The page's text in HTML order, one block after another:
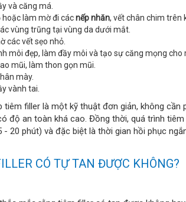
và căng má.
hoặc làm mờ đi cácnếp nhăn, vết chân chim trên
vùng trũng tại vùng da dưới mắt.
các vết sẹo nhỏ.
môi đẹp, làm đầy môi và tạo sự căng mọng cho
mũi, làm thon gọn mũi.
mày.
vành tai.
tiêm filler là một kỹ thuật đơn giản, không cần
độ an toàn khá cao. Đồng thời, quá trình
- 20 phút) và đặc biệt là thời gian hồi phục
CÓ TỰ TAN ĐƯỢC KHÔNG?